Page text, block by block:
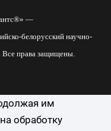
—
белорусский научно-
Все права защищены.
им
обработку